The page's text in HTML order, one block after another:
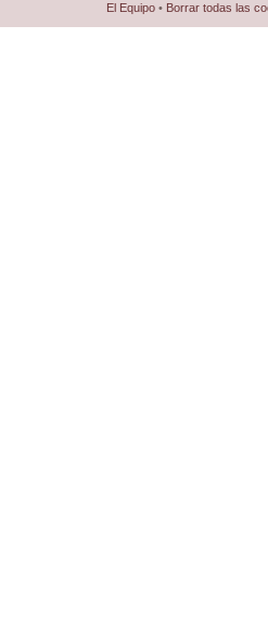
El Equipo • Borrar todas las